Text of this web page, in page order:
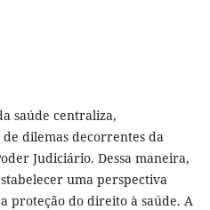
saúde centraliza,
dilemas decorrentes da
Judiciário. Dessa maneira,
uma perspectiva
proteção do direito à saúde. A